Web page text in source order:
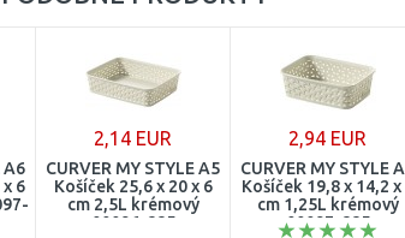
A6
6
2,14 EUR
CURVER MY STYLE A5
Košíček 25,6 x 20 x 6
cm 2,5L krémový
00096-885
2,94 EUR
CURVER MY STYLE
Košíček 19,8 x 14,2 x
cm 1,25L krémový
00097-885